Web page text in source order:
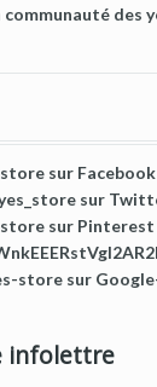
communauté des
sur Facebook
sur
sur Pinterest
store sur
infolettre